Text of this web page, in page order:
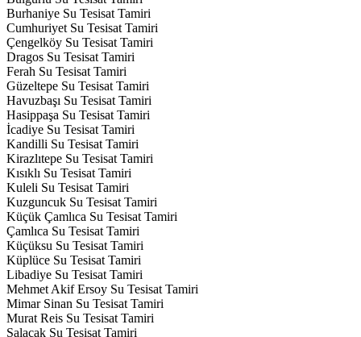
Burhaniye Su Tesisat Tamiri
Cumhuriyet Su Tesisat Tamiri
Çengelköy Su Tesisat Tamiri
Dragos Su Tesisat Tamiri
Ferah Su Tesisat Tamiri
Güzeltepe Su Tesisat Tamiri
Havuzbaşı Su Tesisat Tamiri
Hasippaşa Su Tesisat Tamiri
İcadiye Su Tesisat Tamiri
Kandilli Su Tesisat Tamiri
Kirazlıtepe Su Tesisat Tamiri
Kısıklı Su Tesisat Tamiri
Kuleli Su Tesisat Tamiri
Kuzguncuk Su Tesisat Tamiri
Küçük Çamlıca Su Tesisat Tamiri
Çamlıca Su Tesisat Tamiri
Küçüksu Su Tesisat Tamiri
Küplüce Su Tesisat Tamiri
Libadiye Su Tesisat Tamiri
Mehmet Akif Ersoy Su Tesisat Tamiri
Mimar Sinan Su Tesisat Tamiri
Murat Reis Su Tesisat Tamiri
Salacak Su Tesisat Tamiri